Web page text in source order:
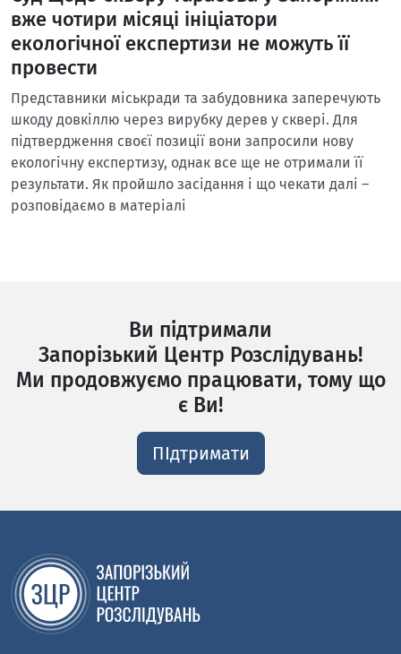
вже чотири місяці ініціатори
екологічної експертизи не можуть її
провести
Представники міськради та забудовника заперечують
шкоду довкіллю через вирубку дерев у сквері. Для
підтвердження своєї позиції вони запросили нову
екологічну експертизу, однак все ще не отримали її
результати. Як пройшло засідання і що чекати далі –
розповідаємо в матеріалі
Ви підтримали
Запорізький Центр Розслідувань!
Ми продовжуємо працювати, тому що
є Ви!
ПІдтримати